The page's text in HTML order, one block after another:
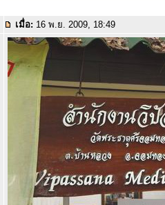
เมื่อ: 16 พ.ย. 2009, 18:49